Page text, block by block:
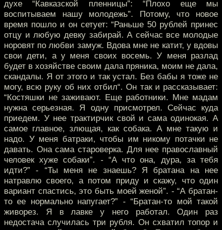
духе “Кавказской пленницы”: “Плохо еще мы
воспитываем нашу молодежь”. Потому, что новое
время пошло и он сетует: “Раньше 50 рублей принес
отцу и любую девку забирай. А сейчас все молодые
норовят по любви замуж. Вдова мне не катит, у вдовы
свои дети, а у меня своих восемь. У меня разлад
будет в хозяйстве своим дала пряника, моим не дала,
скандалы. Я от этого и так устал. Без бабы я тоже не
могу, всю руку об них отбил“. Он так и рассказывает:
“Костяшки не заживают. Еще работники. Мне мадам
нужна серьезная. Я одну присмотрел. Сейчас куда
приедем. У нее трактирчик свой и сама одинокая. А
самое главное, злющая, как собака. А мне такую и
надо. У меня батраки, чтобы им никому потачки не
давать. Она сама староверка. Для нее православный
человек хуже собаки”. - “А что она, дура, за тебя
идти?” - “Ты меня не знаешь? Я братана на нее
натравлю своего, а потом приду и скажу, что один
вариант спастись, это быть моей женой”. - “А братан-
то ее нормально напугает?” - “Братан-то мой такой
живорез. Я в лавке у него работал. Один раз
недостача случилась три рубля. Он схватил топор и